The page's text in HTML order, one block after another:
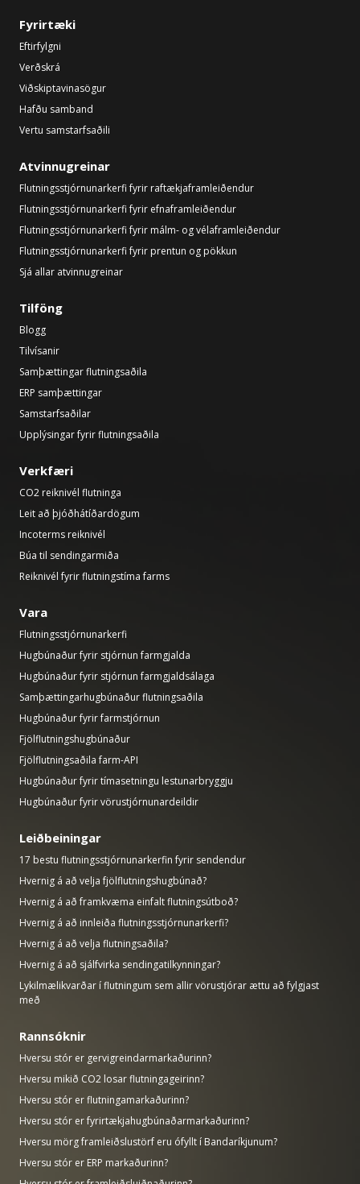
Fyrirtæki
Eftirfylgni
Verðskrá
Viðskiptavinasögur
Hafðu samband
Vertu samstarfsaðili
Atvinnugreinar
Flutningsstjórnunarkerfi fyrir raftækjaframleiðendur
Flutningsstjórnunarkerfi fyrir efnaframleiðendur
Flutningsstjórnunarkerfi fyrir málm- og vélaframleiðendur
Flutningsstjórnunarkerfi fyrir prentun og pökkun
Sjá allar atvinnugreinar
Tilföng
Blogg
Tilvísanir
Samþættingar flutningsaðila
ERP samþættingar
Samstarfsaðilar
Upplýsingar fyrir flutningsaðila
Verkfæri
CO2 reiknivél flutninga
Leit að þjóðhátíðardögum
Incoterms reiknivél
Búa til sendingarmiða
Reiknivél fyrir flutningstíma farms
Vara
Flutningsstjórnunarkerfi
Hugbúnaður fyrir stjórnun farmgjalda
Hugbúnaður fyrir stjórnun farmgjaldsálaga
Samþættingarhugbúnaður flutningsaðila
Hugbúnaður fyrir farmstjórnun
Fjölflutningshugbúnaður
Fjölflutningsaðila farm-API
Hugbúnaður fyrir tímasetningu lestunarbryggju
Hugbúnaður fyrir vörustjórnunardeildir
Leiðbeiningar
17 bestu flutningsstjórnunarkerfin fyrir sendendur
Hvernig á að velja fjölflutningshugbúnað?
Hvernig á að framkvæma einfalt flutningsútboð?
Hvernig á að innleiða flutningsstjórnunarkerfi?
Hvernig á að velja flutningsaðila?
Hvernig á að sjálfvirka sendingatilkynningar?
Lykilmælikvarðar í flutningum sem allir vörustjórar ættu að fylgjast
með
Rannsóknir
Hversu stór er gervigreindarmarkaðurinn?
Hversu mikið CO2 losar flutningageirinn?
Hversu stór er flutningamarkaðurinn?
Hversu stór er fyrirtækjahugbúnaðarmarkaðurinn?
Hversu mörg framleiðslustörf eru ófyllt í Bandaríkjunum?
Hversu stór er ERP markaðurinn?